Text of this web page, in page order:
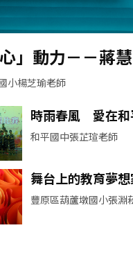
」動力－－蔣
小楊芝瑜老師
時雨春風 愛在和
旻老師
和平國中張芷瑄老師
舞台上的教育夢
青主任
豐原區葫蘆墩國小張淵